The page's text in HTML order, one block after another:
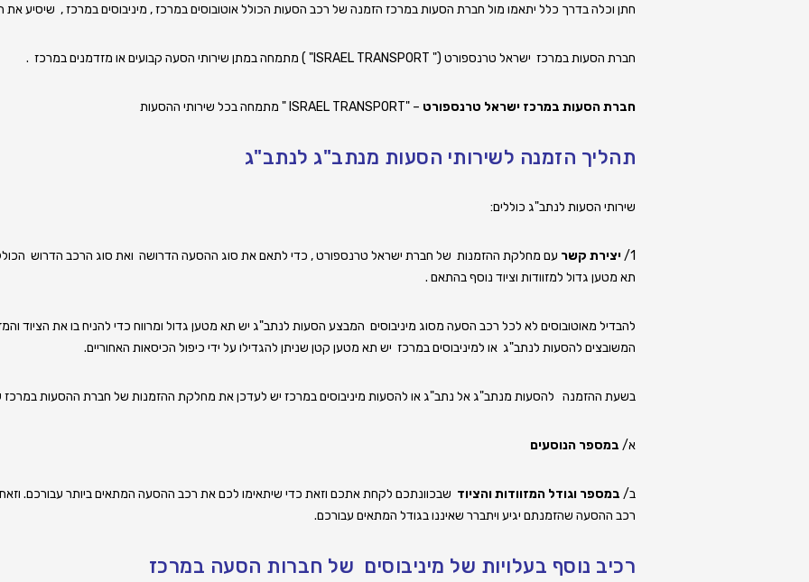
חתן וכלה בדרך כלל יתאמו מול חברת הסעות במרכז הזמנה של רכב הסעות הכוללאוטובוסים במרכז, מיניבוסים במרכז, שיסיע את
חברת הסעות במרכז ישראל טרנספורט (" ISRAEL TRANSPORT" ) מתמחה במתן שירותי הסעה קבועים או מזדמנים במרכז .
חברת הסעות במרכז ישראל טרנספורט – "ISRAEL TRANSPORT " מתמחה בכל שירותי ההסעות
תהליך הזמנה לשירותי הסעות מנתב"ג לנתב"ג
שירותי הסעות לנתב"ג כוללים:
1/ יצירת קשר עם מחלקת ההזמנות של חברת ישראל טרנספורט , כדי לתאם את סוג ההסעה הדרושה ואת סוג הרכב הדרוש הכולל
תא מטען גדול למזוודות וציוד נוסף בהתאם .
להבדיל מאוטובוסים לא לכל רכב הסעה מסוג מיניבוסים המבצע הסעות לנתב"ג יש תא מטען גדול ומרווח כדי להניח בו את הציוד
המשובצים להסעות לנתב"ג או למיניבוסים במרכז יש תא מטען קטן שניתן להגדילו על ידי כיפול הכיסאות האחוריים.
בשעת ההזמנה להסעות מנתב"ג אל נתב"ג או להסעות מיניבוסים במרכז יש לעדכן את מחלקת ההזמנות של חברת ההסעות
א/ במספר הנוסעים
ב/ במספר וגודל המזוודות והציוד שבכוונתכם לקחת אתכם וזאת כדי שיתאימו לכם את רכב ההסעה המתאים ביותר עבורכם.
רכב ההסעה שהזמנתם יגיע ויתברר שאיננו בגודל המתאים עבורכם.
רכיב נוסף בעלויות של מיניבוסים של חברות הסעה במרכז